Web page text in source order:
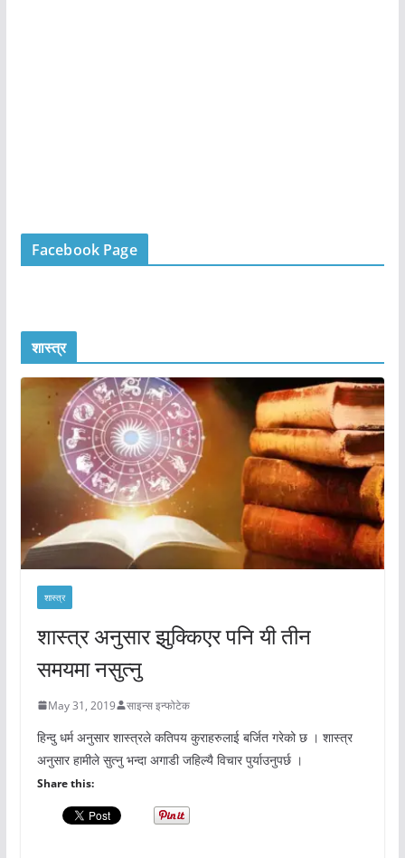
Facebook Page
शास्त्र
शास्त्र
शास्त्र अनुसार झुक्किएर पनि यी तीन
समयमा नसुत्नु
May 31, 2019 साइन्स इन्फोटेक
हिन्दु धर्म अनुसार शास्त्रले कतिपय कुराहरुलाई बर्जित गरेको छ । शास्त्र
अनुसार हामीले सुत्नु भन्दा अगाडी जहिल्यै विचार पुर्याउनुपर्छ ।
Share this: